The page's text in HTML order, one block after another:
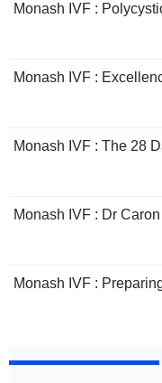
Monash IVF :
Monash IVF :
Monash IVF : The 28
Monash IVF : Dr
Monash IVF :